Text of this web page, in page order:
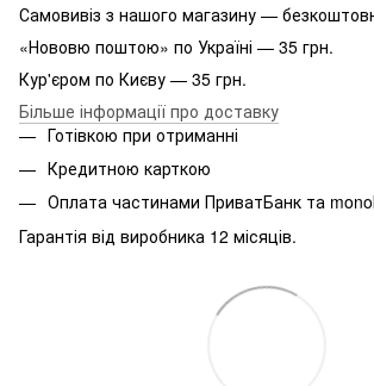
Самовивіз з нашого магазину —
«Нововю поштою» по Україні — 35 грн.
Кур'єром по Києву — 35 грн.
Більше інформації про доставку
Готівкою при отриманні
Кредитною карткою
Оплата частинами ПриватБанк та
Гарантія від виробника 12 місяців.